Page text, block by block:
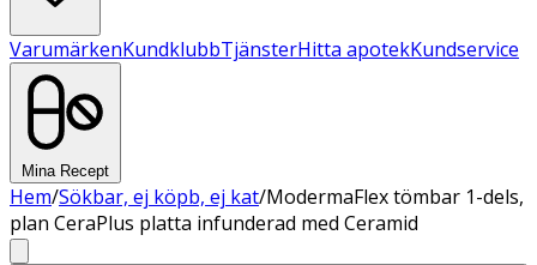
VarumärkenKundklubbTjänsterHitta apotekKundservice
Mina Recept
Hem/Sökbar, ej köpb, ej kat/ModermaFlex tömbar 1-dels,
plan CeraPlus platta infunderad med Ceramid